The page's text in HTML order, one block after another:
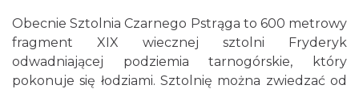
Obecnie Sztolnia Czarnego Pstrąga to 600 metrowy
fragment XIX wiecznej sztolni Fryderyk
odwadniającej podziemia tarnogórskie, który
pokonuje się łodziami. Sztolnię można zwiedzać od